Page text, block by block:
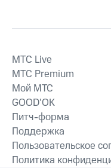
MTС Live
MTС Premium
Мой МТС
GOOD’OK
Питч-форма
Поддержка
Пользовательское
Политика